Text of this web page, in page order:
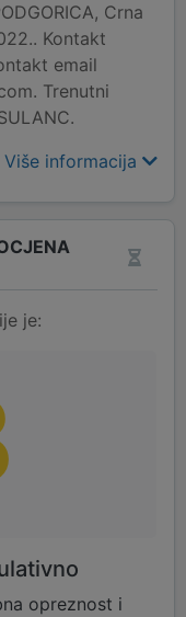
Crna
Kontakt
email
Trenutni
Više informacija
je:
opreznost i